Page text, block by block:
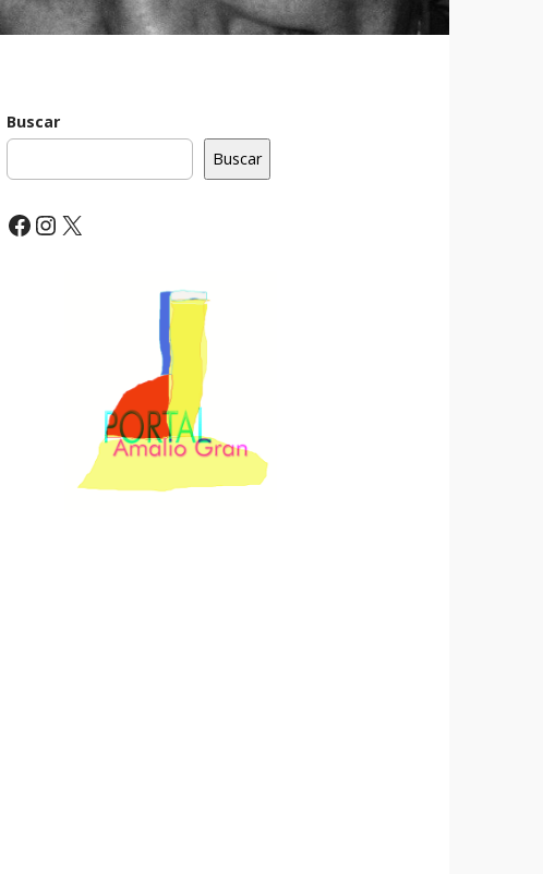
Buscar
Buscar
Facebook
Instagram
X